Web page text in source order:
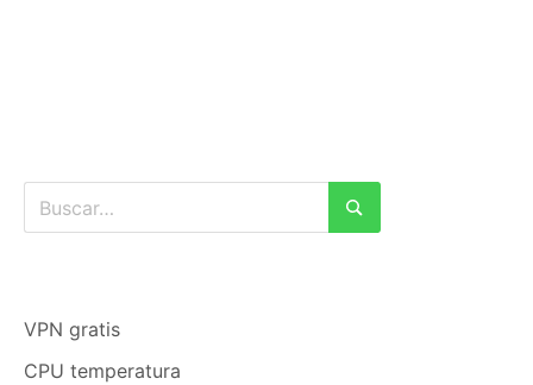
Buscar:
Buscar
VPN gratis
CPU temperatura